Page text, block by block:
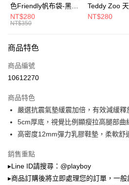
大哥付你分期
相關說明
2.付款方式選擇「大哥付你分期」，訂單成
成交易。
3.實際核准額度、可分期數及費用金額請依後
消。如遇「轉專審核」未通過狀況，表示未
法說明評估內容。
【繳款方式說明】
1.分期款項不併入電信帳單，「大哥付你分
2.透過簡訊連結打開帳單後，可選擇「超商條
【注意事項】
1.本服務係由「台灣大哥大股份有限公司」
用戶於交易時，得透過本服務購買商品或服
運送方式
全家取貨付款
付款後全家取貨
每筆NT$100，滿NT$700(含以上)免運
每筆NT$100，滿NT$900(含以上)免運費
付款後萊爾富取貨
色Friendly帆布袋-黑色
(TZB107)
NT$280
NT$350
Teddy Zoo 天
色Friendly帆
NT$280
商品特色
商品編號
10612270
商品特色
嚴選抗震氣墊緩震加倍，有效減緩釋
5cm厚底，視覺比例顯瘦拉高腿部曲
高密度12mm彈力乳膠鞋墊，柔軟舒
銷售重點
▸Line ID請搜尋：@playboy
▸商品訂購後將立即處理您的訂單，一